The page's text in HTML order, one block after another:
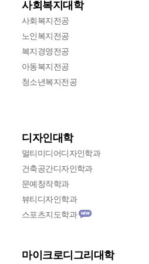
사회복지대학
사회복지전공
노인복지전공
복지경영전공
아동복지전공
청소년복지전공
디자인대학
멀티미디어디자인학과
건축공간디자인학과
문예창작학과
뷰티디자인학과
스포츠지도학과
마이크로디그리대학